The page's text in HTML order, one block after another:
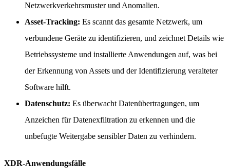
Netzwerkverkehrsmuster und Anomalien.
Asset-Tracking: Es scannt das gesamte Netzwerk, um
verbundene Geräte zu identifizieren, und zeichnet Details wie
Betriebssysteme und installierte Anwendungen auf, was bei
der Erkennung von Assets und der Identifizierung veralteter
Software hilft.
Datenschutz: Es überwacht Datenübertragungen, um
Anzeichen für Datenexfiltration zu erkennen und die
unbefugte Weitergabe sensibler Daten zu verhindern.
XDR-Anwendungsfälle